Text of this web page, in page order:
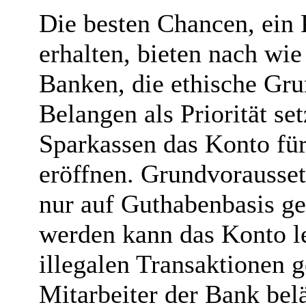
Die besten Chancen,
erhalten, bieten nach
Banken, die ethische
Belangen als Priorität
Sparkassen das Konto
eröffnen.
nur auf Guthabenbasis
werden kann das Konto
illegalen Transaktionen
Mitarbeiter der Bank